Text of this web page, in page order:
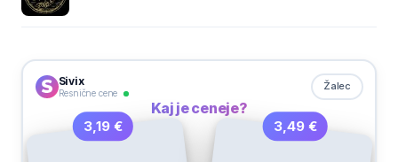
Sivix
Resnične cene
Žalec
Kaj je ceneje?
3,19 € 3,49 €